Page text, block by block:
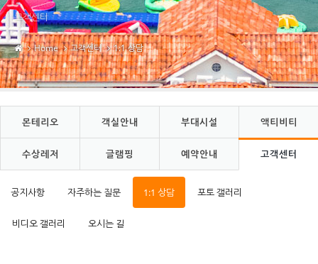
고객센터
Home 고객센터 1:1 상담
몬테리오 객실안내 부대시설 액티비티
수상레저 글램핑 예약안내 고객센터
공지사항 자주하는 질문 1:1 상담 포토 갤러리
비디오 갤러리 오시는 길